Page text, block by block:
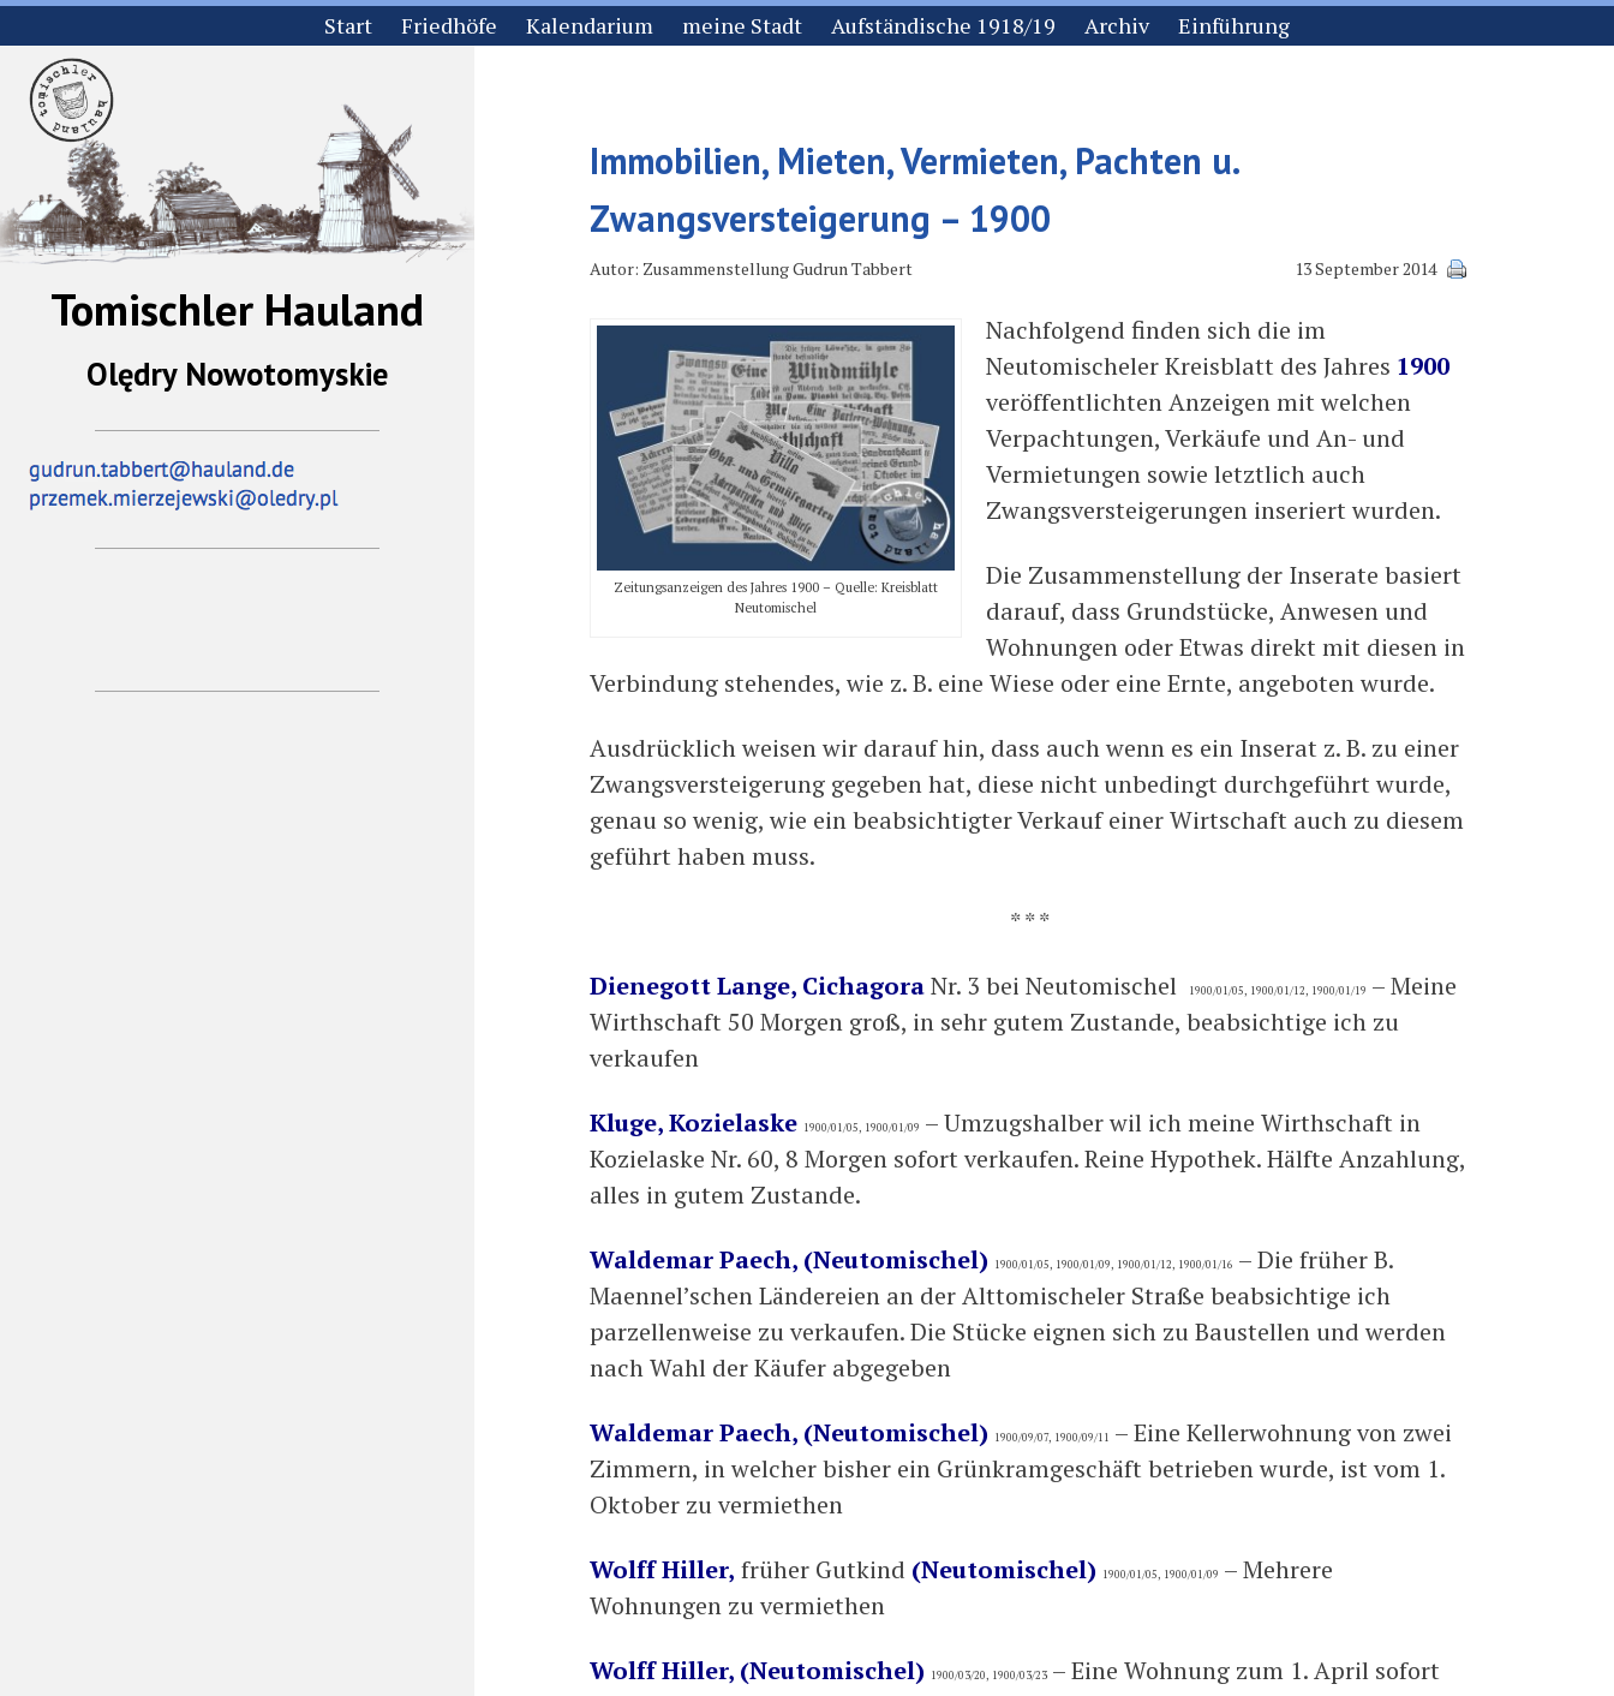
Start Friedhöfe Kalendarium meine Stadt Aufständische 1918/19 Archiv Einführung
Tomischler Hauland
Olędry Nowotomyskie
Immobilien, Mieten, Vermieten, Pachten u.
Zwangsversteigerung – 1900
Autor: Zusammenstellung Gudrun Tabbert 13 September 2014
Zeitungsanzeigen des Jahres 1900 – Quelle: Kreisblatt
Neutomischel
Nachfolgend finden sich die im
Neutomischeler Kreisblatt des Jahres 1900
veröffentlichten Anzeigen mit welchen
Verpachtungen, Verkäufe und An- und
Vermietungen sowie letztlich auch
Zwangsversteigerungen inseriert wurden.
Die Zusammenstellung der Inserate basiert
darauf, dass Grundstücke, Anwesen und
Wohnungen oder Etwas direkt mit diesen in
Verbindung stehendes, wie z. B. eine Wiese oder eine Ernte, angeboten wurde.
Ausdrücklich weisen wir darauf hin, dass auch wenn es ein Inserat z. B. zu einer
Zwangsversteigerung gegeben hat, diese nicht unbedingt durchgeführt wurde,
genau so wenig, wie ein beabsichtigter Verkauf einer Wirtschaft auch zu diesem
geführt haben muss.
* * *
Dienegott Lange, CichagoraNr. 3 bei Neutomischel 1900/01/05, 1900/01/12, 1900/01/19 – Meine
Wirthschaft 50 Morgen groß, in sehr gutem Zustande, beabsichtige ich zu
verkaufen
Kluge, Kozielaske 1900/01/05, 1900/01/09 – Umzugshalber wil ich meine Wirthschaft in
Kozielaske Nr. 60, 8 Morgen sofort verkaufen. Reine Hypothek. Hälfte Anzahlung,
alles in gutem Zustande.
Waldemar Paech, (Neutomischel) 1900/01/05, 1900/01/09, 1900/01/12, 1900/01/16 – Die früher B.
Maennel’schen Ländereien an der Alttomischeler Straße beabsichtige ich
parzellenweise zu verkaufen. Die Stücke eignen sich zu Baustellen und werden
nach Wahl der Käufer abgegeben
Waldemar Paech, (Neutomischel) 1900/09/07, 1900/09/11 – Eine Kellerwohnung von zwei
Zimmern, in welcher bisher ein Grünkramgeschäft betrieben wurde, ist vom 1.
Oktober zu vermiethen
Wolff Hiller, früher Gutkind (Neutomischel) 1900/01/05, 1900/01/09 – Mehrere
Wohnungen zu vermiethen
Wolff Hiller, (Neutomischel) 1900/03/20, 1900/03/23 – Eine Wohnung zum 1. April sofort